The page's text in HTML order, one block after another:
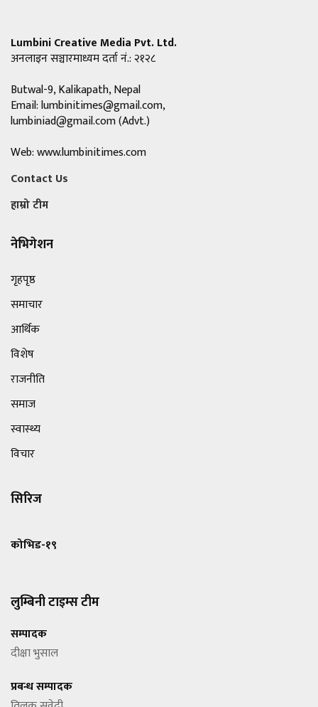
Lumbini Creative Media Pvt. Ltd.
अनलाइन सञ्चारमाध्यम दर्ता नं.: २१२८
Butwal-9, Kalikapath, Nepal
Email:lumbinitimes@gmail.com,
lumbiniad@gmail.com(Advt.)
Web: www.lumbinitimes.com
Contact Us
हाम्रो टीम
नेभिगेशन
गृहपृष्ठ
समाचार
आर्थिक
विशेष
राजनीति
समाज
स्वास्थ्य
विचार
सिरिज
कोभिड-१९
लुम्बिनी टाइम्स टीम
सम्पादक
दीक्षा भुसाल
प्रबन्ध सम्पादक